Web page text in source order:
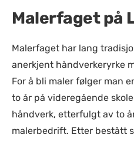
Malerfaget på
Malerfaget har lang
anerkjent håndverkeryrke
For å bli maler følger man
to år på videregående
håndverk, etterfulgt av to
malerbedrift. Etter bestått